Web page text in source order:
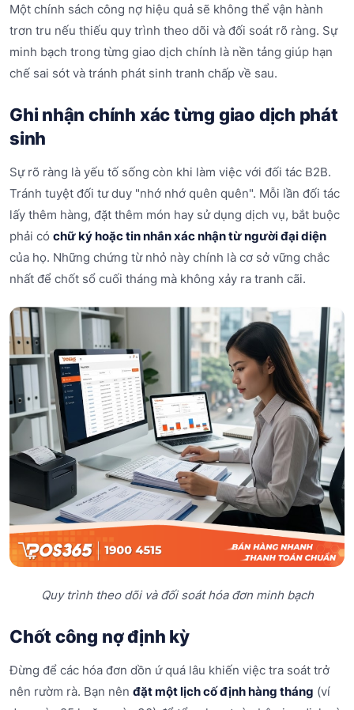
Một chính sách công nợ hiệu quả sẽ không thể vận hành
trơn tru nếu thiếu quy trình theo dõi và đối soát rõ ràng. Sự
minh bạch trong từng giao dịch chính là nền tảng giúp hạn
chế sai sót và tránh phát sinh tranh chấp về sau.
Ghi nhận chính xác từng giao dịch phát
sinh
Sự rõ ràng là yếu tố sống còn khi làm việc với đối tác B2B.
Tránh tuyệt đối tư duy "nhớ nhớ quên quên". Mỗi lần đối tác
lấy thêm hàng, đặt thêm món hay sử dụng dịch vụ, bắt buộc
phải có chữ ký hoặc tin nhắn xác nhận từ người đại diện
của họ. Những chứng từ nhỏ này chính là cơ sở vững chắc
nhất để chốt sổ cuối tháng mà không xảy ra tranh cãi.
Quy trình theo dõi và đối soát hóa đơn minh bạch
Chốt công nợ định kỳ
Đừng để các hóa đơn dồn ứ quá lâu khiến việc tra soát trở
nên rườm rà. Bạn nên đặt một lịch cố định hàng tháng (ví